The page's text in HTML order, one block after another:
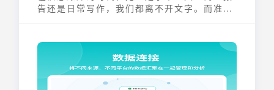
告还是日常写作，我们都离不开文字。而准确
计工具应运而生，它能够快速、准确地计算文
本中的字数、字符数、段落数等信息，极大地
提升了工作效率。